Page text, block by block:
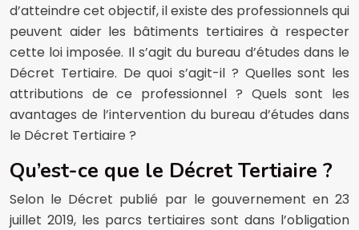
d’atteindre cet objectif, il existe des professionnels qui
peuvent aider les bâtiments tertiaires à respecter
cette loi imposée. Il s’agit du bureau d’études dans le
Décret Tertiaire. De quoi s’agit-il ? Quelles sont les
attributions de ce professionnel ? Quels sont les
avantages de l’intervention du bureau d’études dans
le Décret Tertiaire ?
Qu’est-ce que le Décret Tertiaire ?
Selon le Décret publié par le gouvernement en 23
juillet 2019, les parcs tertiaires sont dans l’obligation